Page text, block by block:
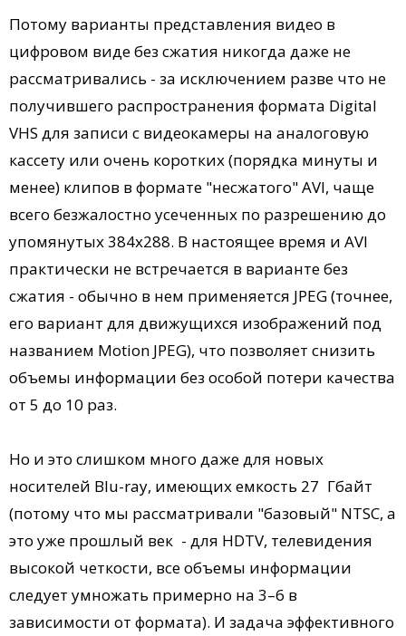
Потому варианты представления видео в
цифровом виде без сжатия никогда даже не
рассматривались - за исключением разве что не
получившего распространения формата Digital
VHS для записи с видеокамеры на аналоговую
кассету или очень коротких (порядка минуты и
менее) клипов в формате "несжатого" AVI, чаще
всего безжалостно усеченных по разрешению до
упомянутых 384x288. В настоящее время и AVI
практически не встречается в варианте без
сжатия - обычно в нем применяется JPEG (точнее,
его вариант для движущихся изображений под
названием Motion JPEG), что позволяет снизить
объемы информации без особой потери качества
от 5 до 10 раз.
Но и это слишком много даже для новых
носителей Blu-ray, имеющих емкость 27 Гбайт
(потому что мы рассматривали "базовый" NTSC, а
это уже прошлый век - для HDTV, телевидения
высокой четкости, все объемы информации
следует умножать примерно на 3–6 в
зависимости от формата). И задача эффективного